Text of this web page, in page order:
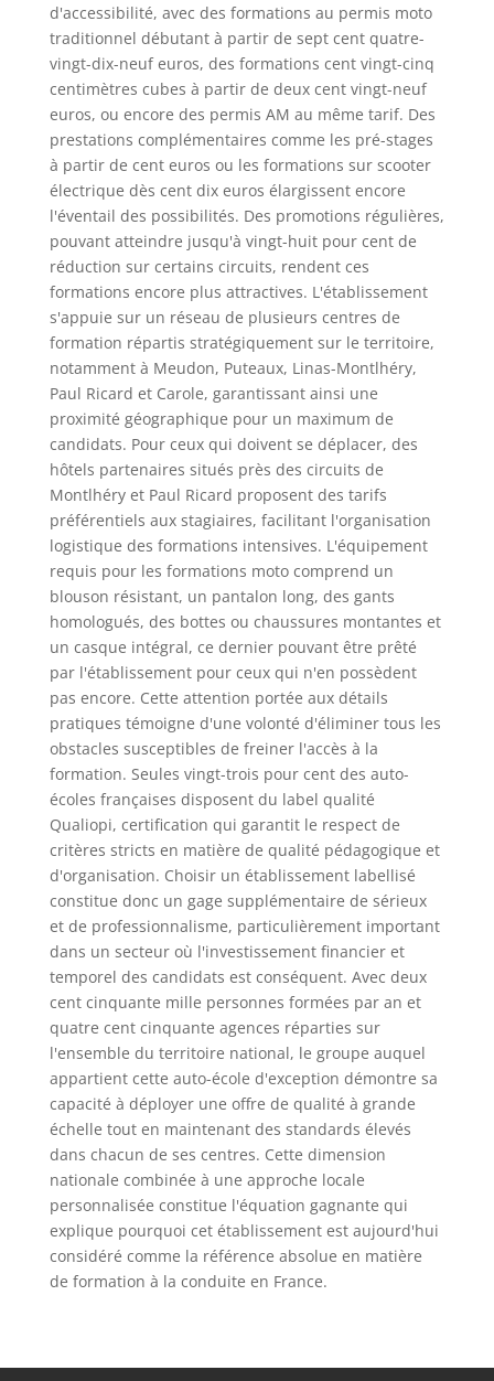
d'accessibilité, avec des formations au permis moto
traditionnel débutant à partir de sept cent quatre-
vingt-dix-neuf euros, des formations cent vingt-cinq
centimètres cubes à partir de deux cent vingt-neuf
euros, ou encore des permis AM au même tarif. Des
prestations complémentaires comme les pré-stages
à partir de cent euros ou les formations sur scooter
électrique dès cent dix euros élargissent encore
l'éventail des possibilités. Des promotions régulières,
pouvant atteindre jusqu'à vingt-huit pour cent de
réduction sur certains circuits, rendent ces
formations encore plus attractives. L'établissement
s'appuie sur un réseau de plusieurs centres de
formation répartis stratégiquement sur le territoire,
notamment à Meudon, Puteaux, Linas-Montlhéry,
Paul Ricard et Carole, garantissant ainsi une
proximité géographique pour un maximum de
candidats. Pour ceux qui doivent se déplacer, des
hôtels partenaires situés près des circuits de
Montlhéry et Paul Ricard proposent des tarifs
préférentiels aux stagiaires, facilitant l'organisation
logistique des formations intensives. L'équipement
requis pour les formations moto comprend un
blouson résistant, un pantalon long, des gants
homologués, des bottes ou chaussures montantes et
un casque intégral, ce dernier pouvant être prêté
par l'établissement pour ceux qui n'en possèdent
pas encore. Cette attention portée aux détails
pratiques témoigne d'une volonté d'éliminer tous les
obstacles susceptibles de freiner l'accès à la
formation. Seules vingt-trois pour cent des auto-
écoles françaises disposent du label qualité
Qualiopi, certification qui garantit le respect de
critères stricts en matière de qualité pédagogique et
d'organisation. Choisir un établissement labellisé
constitue donc un gage supplémentaire de sérieux
et de professionnalisme, particulièrement important
dans un secteur où l'investissement financier et
temporel des candidats est conséquent. Avec deux
cent cinquante mille personnes formées par an et
quatre cent cinquante agences réparties sur
l'ensemble du territoire national, le groupe auquel
appartient cette auto-école d'exception démontre sa
capacité à déployer une offre de qualité à grande
échelle tout en maintenant des standards élevés
dans chacun de ses centres. Cette dimension
nationale combinée à une approche locale
personnalisée constitue l'équation gagnante qui
explique pourquoi cet établissement est aujourd'hui
considéré comme la référence absolue en matière
de formation à la conduite en France.